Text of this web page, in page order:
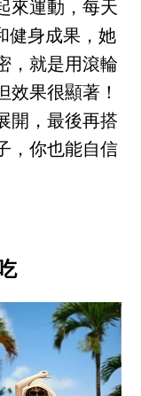
來運動，每天
健身成果，她
，就是用滾輪
效果很顯著！
開，最後再搭
，你也能自信